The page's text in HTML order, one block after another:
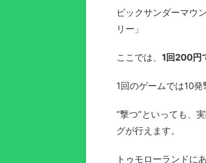
ビックサンダーマウ
リー」
ここでは、 1回200円
1回のゲームでは10発
“撃つ”といっても、
グが行えます。
トゥモローランドに